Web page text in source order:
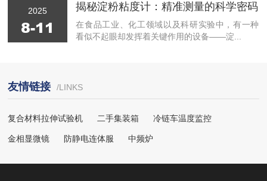
2025
8-11
揭秘淀粉粘度计：精准测量的科学密码
在食品工业、化工领域以及科研实验中，有一种
看似不起眼却发挥着关键作用的设备——淀...
友情链接 /LINKS
复合材料拉伸试验机 二手集装箱 冷链车温度监控
金相显微镜 防静电连体服 中频炉